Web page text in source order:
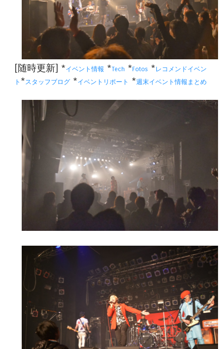
[随時更新] *イベント情報 *Tech *Fotos *レコメンドイベン
ト *スタッフブログ *イベントリポート *週末イベント情報まとめ